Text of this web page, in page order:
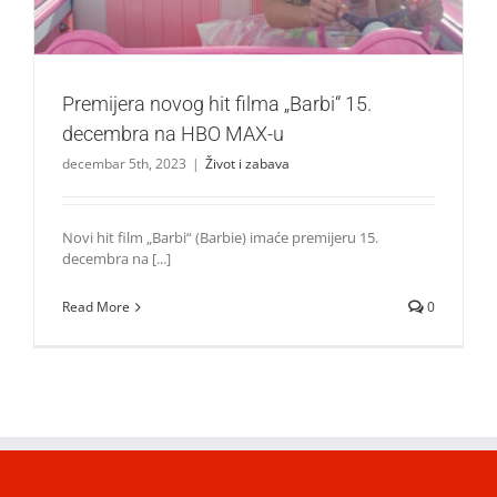
Premijera novog hit filma „Barbi“ 15.
decembra na HBO MAX-u
decembar 5th, 2023 | Život i zabava
Novi hit film „Barbi“ (Barbie) imaće premijeru 15.
decembra na [...]
Read More 0